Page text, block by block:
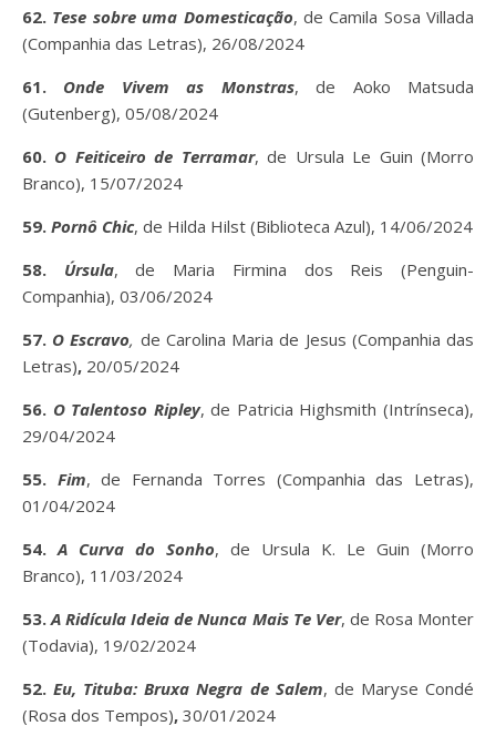
62. Tese sobre uma Domesticação, de Camila Sosa Villada
(Companhia das Letras), 26/08/2024
61. Onde Vivem as Monstras, de Aoko Matsuda
(Gutenberg), 05/08/2024
60. O Feiticeiro de Terramar, de Ursula Le Guin (Morro
Branco), 15/07/2024
59. Pornô Chic, de Hilda Hilst (Biblioteca Azul), 14/06/2024
58. Úrsula, de Maria Firmina dos Reis (Penguin-
Companhia), 03/06/2024
57. O Escravo, de Carolina Maria de Jesus (Companhia das
Letras), 20/05/2024
56. O Talentoso Ripley, de Patricia Highsmith (Intrínseca),
29/04/2024
55. Fim, de Fernanda Torres (Companhia das Letras),
01/04/2024
54.A Curva do Sonho, de Ursula K. Le Guin (Morro
Branco), 11/03/2024
53.A Ridícula Ideia de Nunca Mais Te Ver, de Rosa Monter
(Todavia), 19/02/2024
52.Eu, Tituba: Bruxa Negra de Salem, de Maryse Condé
(Rosa dos Tempos), 30/01/2024